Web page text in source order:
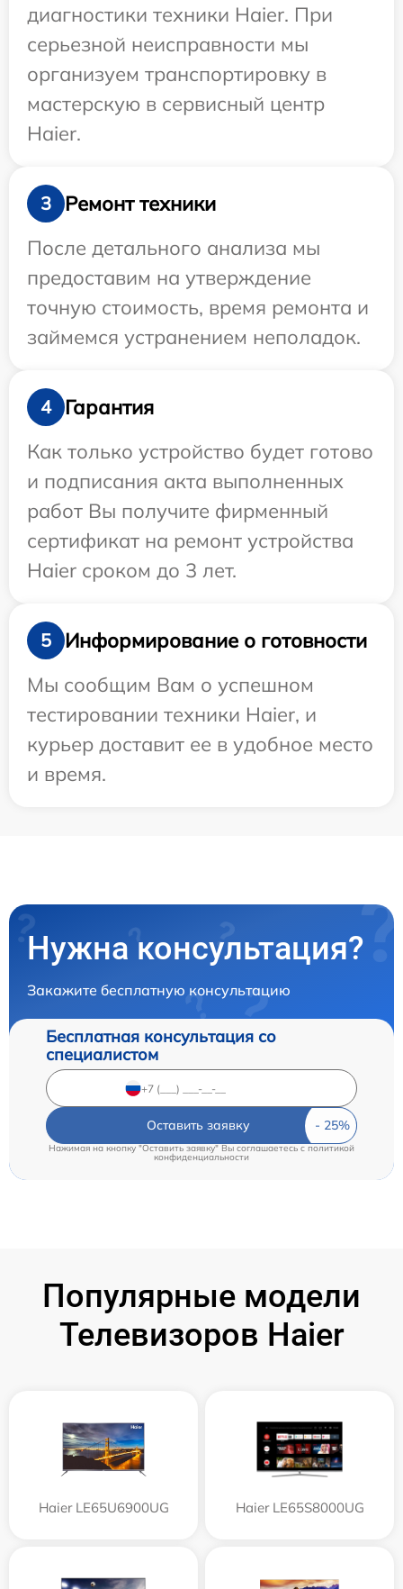
диагностики техники Haier. При
серьезной неисправности мы
организуем транспортировку в
мастерскую в сервисный центр
Haier.
3
Ремонт техники
После детального анализа мы
предоставим на утверждение
точную стоимость, время ремонта и
займемся устранением неполадок.
4
Гарантия
Как только устройство будет готово
и подписания акта выполненных
работ Вы получите фирменный
сертификат на ремонт устройства
Haier сроком до 3 лет.
5
Информирование о готовности
Мы сообщим Вам о успешном
тестировании техники Haier, и
курьер доставит ее в удобное место
и время.
Нужна консультация?
Закажите бесплатную консультацию
Бесплатная консультация со
специалистом
Оставить заявку
Нажимая на кнопку "Оставить заявку" Вы соглашаетесь cполитикой
конфиденциальности
Популярные модели
Телевизоров Haier
Haier LE65U6900UG Haier LE65S8000UG